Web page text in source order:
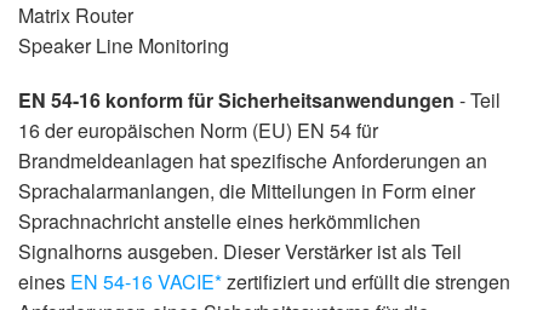
Matrix Router
Speaker Line Monitoring
EN 54-16 konform für Sicherheitsanwendungen - Teil
16 der europäischen Norm (EU) EN 54 für
Brandmeldeanlagen hat spezifische Anforderungen an
Sprachalarmanlangen, die Mitteilungen in Form einer
Sprachnachricht anstelle eines herkömmlichen
Signalhorns ausgeben. Dieser Verstärker ist als Teil
eines EN 54-16 VACIE*zertifiziert und erfüllt die strengen